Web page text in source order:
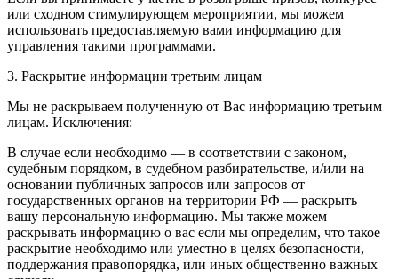
или сходном стимулирующем мероприятии, мы можем
использовать предоставляемую вами информацию для
управления такими программами.
3. Раскрытие информации третьим лицам
Мы не раскрываем полученную от Вас информацию третьим
лицам. Исключения:
В случае если необходимо — в соответствии с законом,
судебным порядком, в судебном разбирательстве, и/или на
основании публичных запросов или запросов от
государственных органов на территории РФ — раскрыть
вашу персональную информацию. Мы также можем
раскрывать информацию о вас если мы определим, что такое
раскрытие необходимо или уместно в целях безопасности,
поддержания правопорядка, или иных общественно важных